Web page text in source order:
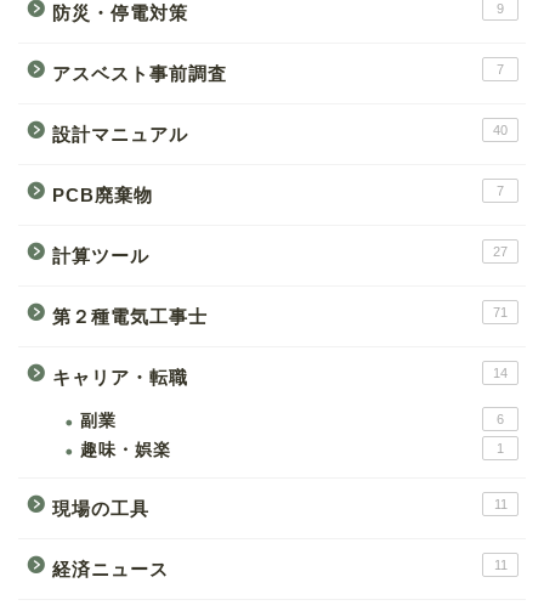
防災・停電対策 9
アスベスト事前調査 7
設計マニュアル 40
PCB廃棄物 7
計算ツール 27
第２種電気工事士 71
キャリア・転職 14
副業 6
趣味・娯楽 1
現場の工具 11
経済ニュース 11